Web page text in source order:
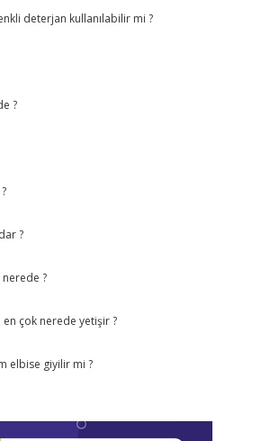
deterjan kullanılabilir mi ?
?
?
nerede ?
en çok nerede yetişir ?
elbise giyilir mi ?